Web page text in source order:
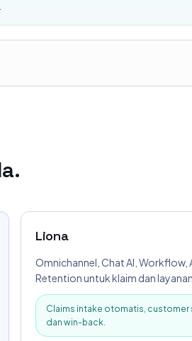
Liona
Omnichannel, Chat AI, Workflow,
Retention untuk klaim dan
Claims intake otomatis, customer
dan win-back.